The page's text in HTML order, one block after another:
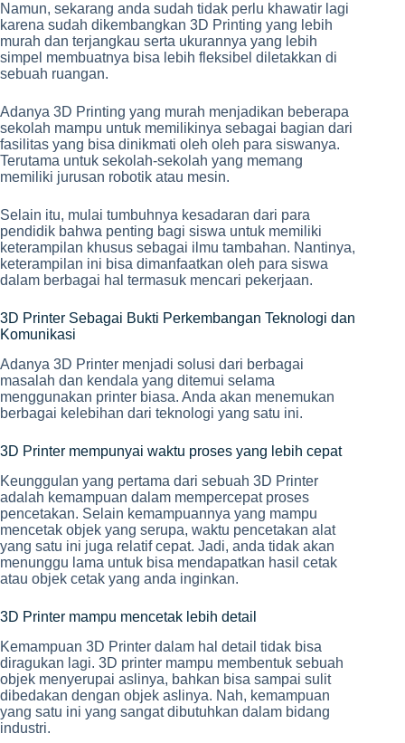
Namun, sekarang anda sudah tidak perlu khawatir lagi
karena sudah dikembangkan 3D Printing yang lebih
murah dan terjangkau serta ukurannya yang lebih
simpel membuatnya bisa lebih fleksibel diletakkan di
sebuah ruangan.
Adanya 3D Printing yang murah menjadikan beberapa
sekolah mampu untuk memilikinya sebagai bagian dari
fasilitas yang bisa dinikmati oleh oleh para siswanya.
Terutama untuk sekolah-sekolah yang memang
memiliki jurusan robotik atau mesin.
Selain itu, mulai tumbuhnya kesadaran dari para
pendidik bahwa penting bagi siswa untuk memiliki
keterampilan khusus sebagai ilmu tambahan. Nantinya,
keterampilan ini bisa dimanfaatkan oleh para siswa
dalam berbagai hal termasuk mencari pekerjaan.
3D Printer Sebagai Bukti Perkembangan Teknologi dan
Komunikasi
Adanya 3D Printer menjadi solusi dari berbagai
masalah dan kendala yang ditemui selama
menggunakan printer biasa. Anda akan menemukan
berbagai kelebihan dari teknologi yang satu ini.
3D Printer mempunyai waktu proses yang lebih cepat
Keunggulan yang pertama dari sebuah 3D Printer
adalah kemampuan dalam mempercepat proses
pencetakan. Selain kemampuannya yang mampu
mencetak objek yang serupa, waktu pencetakan alat
yang satu ini juga relatif cepat. Jadi, anda tidak akan
menunggu lama untuk bisa mendapatkan hasil cetak
atau objek cetak yang anda inginkan.
3D Printer mampu mencetak lebih detail
Kemampuan 3D Printer dalam hal detail tidak bisa
diragukan lagi. 3D printer mampu membentuk sebuah
objek menyerupai aslinya, bahkan bisa sampai sulit
dibedakan dengan objek aslinya. Nah, kemampuan
yang satu ini yang sangat dibutuhkan dalam bidang
industri.